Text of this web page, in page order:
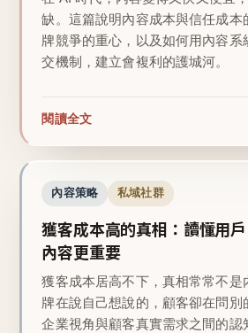
缺。這篇說明內容成本與信任成本
牌競爭的重心，以及如何用內容系
交機制，建立會複利的護城河。
閱讀全文
內容策略 私域社群
獲客成本高的真相：讀懂用
內容更重要
獲客成本居高不下，真相常常不是
牌在說自己想說的，顧客卻在問別
企業視角與顧客真實需求之間的認